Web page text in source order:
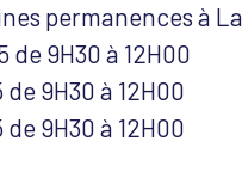
permanences à La
de 9H30 à 12H00
9H30 à 12H00
9H30 à 12H00